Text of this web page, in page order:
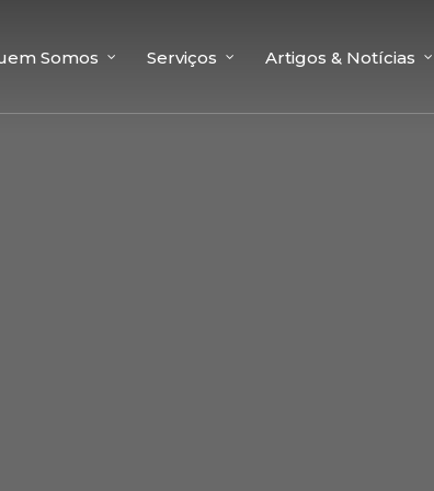
Somos Serviços Artigos & Notícias